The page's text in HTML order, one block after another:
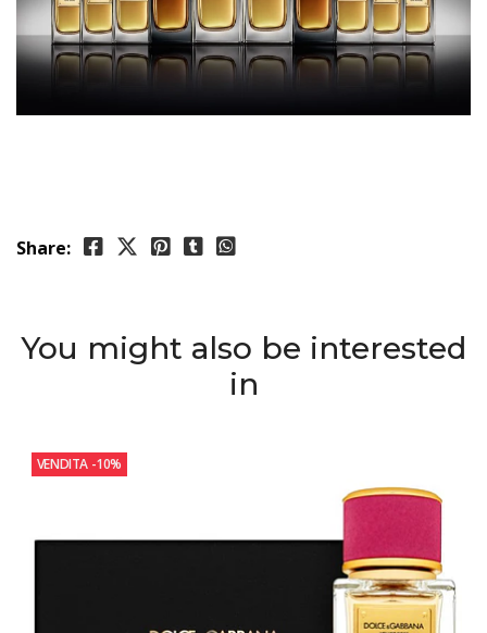
Share:
You might also be interested
in
VENDITA -10%